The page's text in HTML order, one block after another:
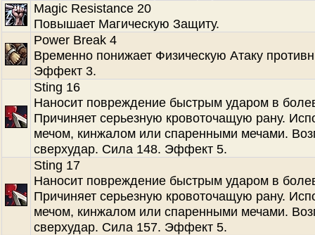
Magic Resistance 20
Повышает Магическую Защиту.
Power Break 4
Временно понижает Физическую Атаку
Эффект 3.
Sting 16
Наносит повреждение быстрым ударом в
Причиняет серьезную кровоточащую рану.
мечом, кинжалом или спаренными мечами.
сверхудар. Сила 148. Эффект 5.
Sting 17
Наносит повреждение быстрым ударом в
Причиняет серьезную кровоточащую рану.
мечом, кинжалом или спаренными мечами.
сверхудар. Сила 157. Эффект 5.